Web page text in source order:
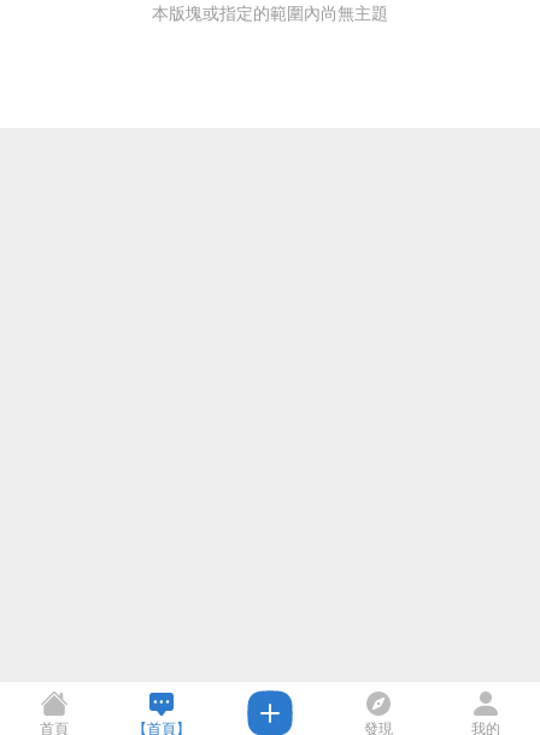
本版塊或指定的範圍內尚無主題
首頁 【首頁】 發現 我的